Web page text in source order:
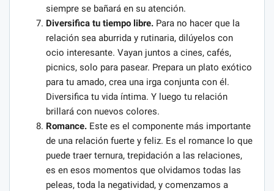
siempre se bañará en su atención.
Diversifica tu tiempo libre. Para no hacer que la
relación sea aburrida y rutinaria, dilúyelos con
ocio interesante. Vayan juntos a cines, cafés,
picnics, solo para pasear. Prepara un plato exótico
para tu amado, crea una irga conjunta con él.
Diversifica tu vida íntima. Y luego tu relación
brillará con nuevos colores.
Romance. Este es el componente más importante
de una relación fuerte y feliz. Es el romance lo que
puede traer ternura, trepidación a las relaciones,
es en esos momentos que olvidamos todas las
peleas, toda la negatividad, y comenzamos a